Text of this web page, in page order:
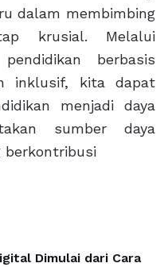
dalam membimbing
krusial. Melalui
berbasis
inklusif, kita dapat
menjadi daya
sumber daya
berkontribusi
Dimulai dari Cara